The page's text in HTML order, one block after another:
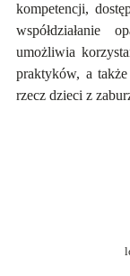
kompetencji,
współdziałanie
umożliwia
praktyków, a
rzecz dzieci z